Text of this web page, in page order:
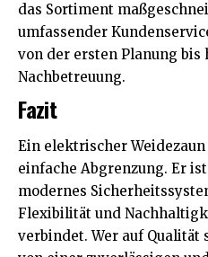
das Sortiment
umfassender
von der ersten Planung
Nachbetreuung.
Fazit
Ein elektrischer
einfache Abgrenzung. Er
modernes
Flexibilität und
verbindet. Wer auf